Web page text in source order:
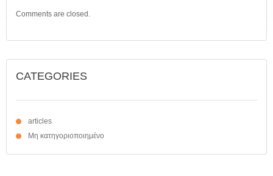
Comments are closed.
CATEGORIES
articles
Μη κατηγοριοποιημένο